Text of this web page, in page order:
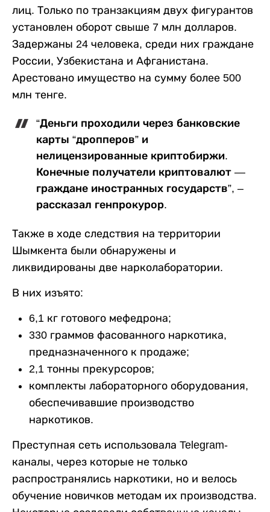
лиц. Только по транзакциям двух фигурантов
установлен оборот свыше 7 млн долларов.
Задержаны 24 человека, среди них граждане
России, Узбекистана и Афганистана.
Арестовано имущество на сумму более 500
млн тенге.
“Деньги проходили через банковские
карты “дропперов” и
нелицензированные криптобиржи.
Конечные получатели криптовалют —
граждане иностранных государств”, –
рассказал генпрокурор.
Также в ходе следствия на территории
Шымкента были обнаружены и
ликвидированы две нарколаборатории.
В них изъято:
6,1 кг готового мефедрона;
330 граммов фасованного наркотика,
предназначенного к продаже;
2,1 тонны прекурсоров;
комплекты лабораторного оборудования,
обеспечивавшие производство
наркотиков.
Преступная сеть использовала Telegram-
каналы, через которые не только
распространялись наркотики, но и велось
обучение новичков методам их производства.